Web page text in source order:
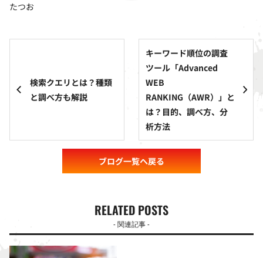
たつお
検索クエリとは？種類
と調べ方も解説
キーワード順位の調査
ツール「Advanced
WEB
RANKING（AWR）」と
は？目的、調べ方、分
析方法
ブログ一覧へ戻る
RELATED POSTS
- 関連記事 -